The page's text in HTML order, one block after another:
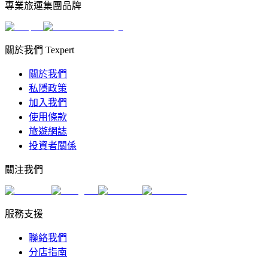
專業旅運集團品牌
關於我們 Texpert
關於我們
私隱政策
加入我們
使用條款
旅遊網誌
投資者關係
關注我們
服務支援
聯絡我們
分店指南